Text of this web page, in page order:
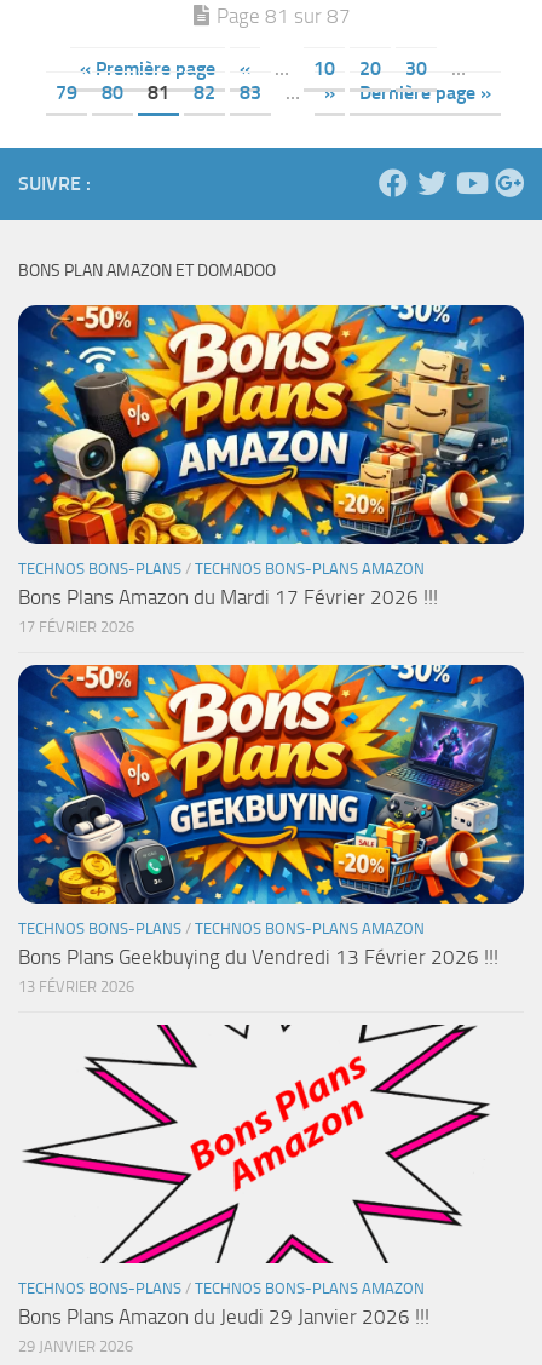
Page 81 sur 87
« Première page « … 10 20 30
…
79
80 81 82 83 … » Dernière page »
SUIVRE :
BONS PLAN AMAZON ET DOMADOO
TECHNOS BONS-PLANS / TECHNOS BONS-PLANS AMAZON
Bons Plans Amazon du Mardi 17 Février 2026 !!!
17 FÉVRIER 2026
TECHNOS BONS-PLANS / TECHNOS BONS-PLANS AMAZON
Bons Plans Geekbuying du Vendredi 13 Février 2026 !!!
13 FÉVRIER 2026
TECHNOS BONS-PLANS / TECHNOS BONS-PLANS AMAZON
Bons Plans Amazon du Jeudi 29 Janvier 2026 !!!
29 JANVIER 2026